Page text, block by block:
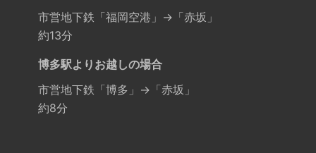
市営地下鉄「福岡空港」→「赤坂」
約13分
博多駅よりお越しの場合
市営地下鉄「博多」→「赤坂」
約8分